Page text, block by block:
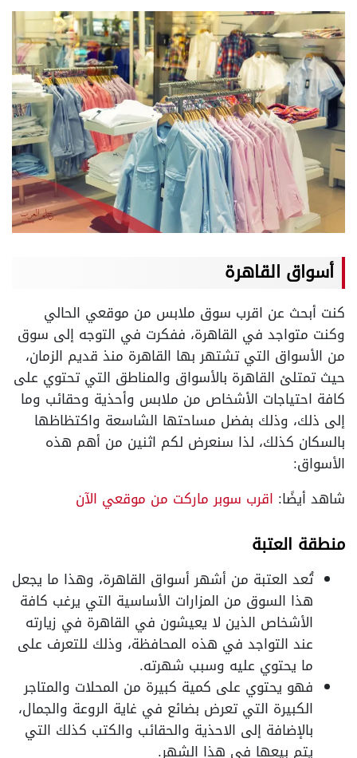
أسواق القاهرة
كنت أبحث عن اقرب سوق ملابس من موقعي الحالي
وكنت متواجد في القاهرة، ففكرت في التوجه إلى سوق
من الأسواق التي تشتهر بها القاهرة منذ قديم الزمان،
حيث تمتلئ القاهرة بالأسواق والمناطق التي تحتوي على
كافة احتياجات الأشخاص من ملابس وأحذية وحقائب وما
إلى ذلك، وذلك بفضل مساحتها الشاسعة واكتظاظها
بالسكان كذلك، لذا سنعرض لكم اثنين من أهم هذه
الأسواق:
شاهد أيضًا: اقرب سوبر ماركت من موقعي الآن
منطقة العتبة
تُعد العتبة من أشهر أسواق القاهرة، وهذا ما يجعل
هذا السوق من المزارات الأساسية التي يرغب كافة
الأشخاص الذين لا يعيشون في القاهرة في زيارته
عند التواجد في هذه المحافظة، وذلك للتعرف على
ما يحتوي عليه وسبب شهرته.
فهو يحتوي على كمية كبيرة من المحلات والمتاجر
الكبيرة التي تعرض بضائع في غاية الروعة والجمال،
بالإضافة إلى الاحذية والحقائب والكتب كذلك التي
يتم بيعها في هذا الشهر.